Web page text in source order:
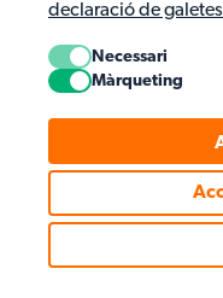
declaració de galetes
Necessari
Màrqueting